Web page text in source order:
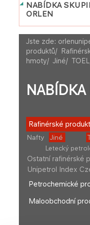
NABÍDKA
ORLEN
Jste zde:
produktů/
hmoty/ Jiné/
Rafinérské
Nafty Jiné
Letecký
Ostatní rafinérské
Unipetrol Index
Petrochemické
Maloobchodní